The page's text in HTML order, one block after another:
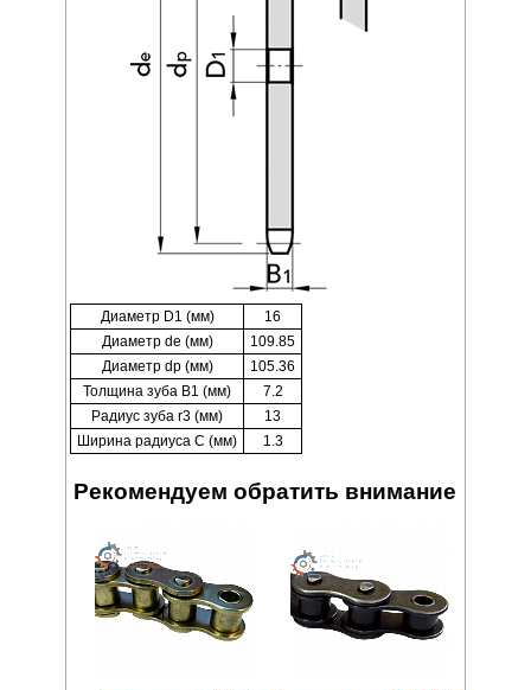
Диаметр D1 (мм)
16
Диаметр de (мм)
109.85
Диаметр dp (мм)
105.36
Толщина зуба B1 (мм)
7.2
Радиус зуба r3 (мм)
13
Ширина радиуса C (мм)
1.3
Рекомендуем обратить внимание